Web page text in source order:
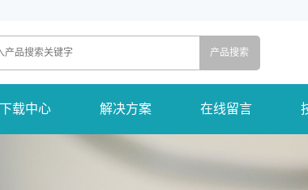
下载中心 解决方案 在线留言